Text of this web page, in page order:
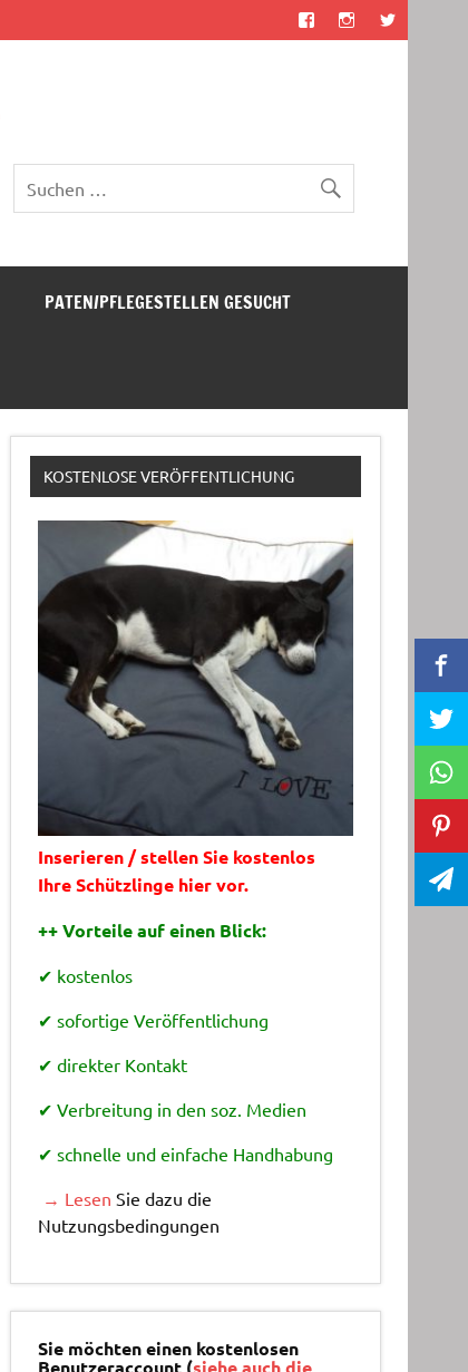
PATEN/PFLEGESTELLEN GESUCHT
KOSTENLOSE VERÖFFENTLICHUNG
Inserieren / stellen Sie kostenlos
Ihre Schützlinge hier vor.
++ Vorteile auf einen Blick:
✔ kostenlos
✔ sofortige Veröffentlichung
✔ direkter Kontakt
✔ Verbreitung in den soz. Medien
✔ schnelle und einfache Handhabung
→ Lesen Sie dazu die
Nutzungsbedingungen
Sie möchten einen kostenlosen
Benutzeraccount (siehe auch die